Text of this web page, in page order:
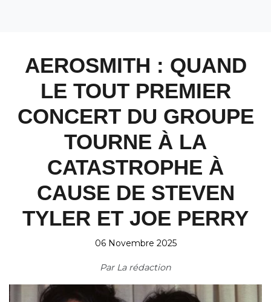
AEROSMITH : QUAND
LE TOUT PREMIER
CONCERT DU GROUPE
TOURNE À LA
CATASTROPHE À
CAUSE DE STEVEN
TYLER ET JOE PERRY
06 Novembre 2025
Par La rédaction